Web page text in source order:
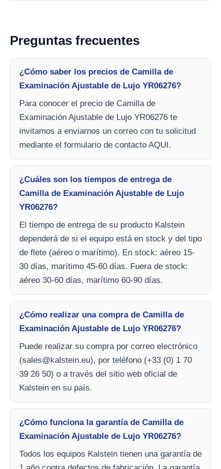
Preguntas frecuentes
¿Cómo saber los precios de Camilla de
Examinación Ajustable de Lujo YR06276?
Para conocer el precio de Camilla de
Examinación Ajustable de Lujo YR06276 te
invitamos a enviarnos un correo con tu solicitud
mediante el formulario de contacto AQUI.
¿Cuáles son los tiempos de entrega de
Camilla de Examinación Ajustable de Lujo
YR06276?
El tiempo de entrega de su producto Kalstein
dependerá de si el equipo está en stock y del tipo
de flete (aéreo o marítimo). En stock: aéreo 15-
30 días, marítimo 45-60 días. Fuera de stock:
aéreo 30-60 días, marítimo 60-90 días.
¿Cómo realizar una compra de Camilla de
Examinación Ajustable de Lujo YR06276?
Puede realizar su compra por correo electrónico
(sales@kalstein.eu), por teléfono (+33 (0) 1 70
39 26 50) o a través del sitio web oficial de
Kalstein en su país.
¿Cómo funciona la garantía de Camilla de
Examinación Ajustable de Lujo YR06276?
Todos los equipos Kalstein tienen una garantía de